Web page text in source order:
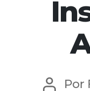
Autor
Por